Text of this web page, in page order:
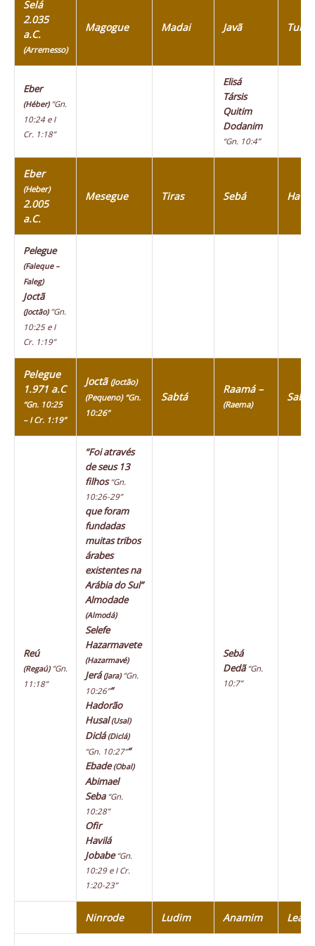
Selá
2.035
a.C.
(Arremesso)
Magogue Madai Javã Tubal
Eber
(Héber) “Gn.
10:24 e I
Cr. 1:18”
Elisá
Társis
Quitim
Dodanim
“Gn. 10:4”
Eber
(Heber)
2.005
a.C.
Mesegue Tiras Sebá Havilá
Pelegue
(Faleque –
Faleg)
Joctã
(Joctão) “Gn.
10:25 e I
Cr. 1:19”
Pelegue
1.971 a.C
“Gn. 10:25
– I Cr. 1:19”
Joctã (Joctão)
(Pequeno) “Gn.
10:26”
Sabtá
Raamá –
(Raema)
Reú
(Regaú) “Gn.
11:18”
“Foi através
de seus 13
filhos“Gn.
10:26-29”
que foram
fundadas
muitas tribos
árabes
existentes na
Arábia do Sul”
Almodade
(Almodá)
Selefe
Hazarmavete
(Hazarmavé)
Jerá(Jara) “Gn.
10:26”“
Hadorão
Husal(Usal)
Diclá(Diclá)
“Gn. 10:27”“
Ebade(Obal)
Abimael
Seba “Gn.
10:28”
Ofir
Havilá
Jobabe“Gn.
10:29 e I Cr.
1:20-23”
Sebá
Dedã“Gn.
10:7”
Ninrode Ludim Anamim